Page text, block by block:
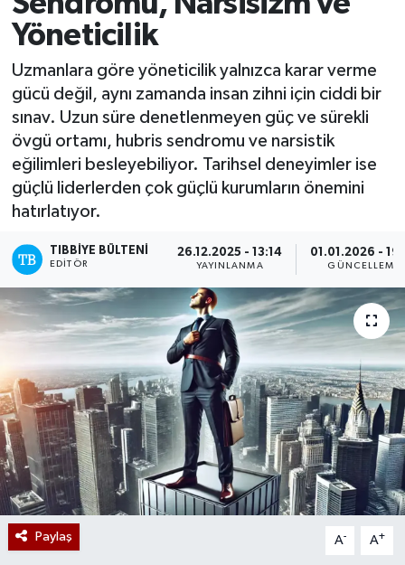
Yöneticilik
Uzmanlara göre yöneticilik yalnızca karar verme
gücü değil, aynı zamanda insan zihni için ciddi bir
sınav. Uzun süre denetlenmeyen güç ve sürekli
övgü ortamı, hubris sendromu ve narsistik
eğilimleri besleyebiliyor. Tarihsel deneyimler ise
güçlü liderlerden çok güçlü kurumların önemini
hatırlatıyor.
TIBBIYE BÜLTENI
EDITÖR
26.12.2025 - 13:14
YAYINLANMA
01.01.2026 -
GÜNCELLEME
Paylaş A- A+
Mevzuat